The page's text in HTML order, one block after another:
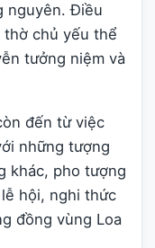
nguyên. Điều
thờ chủ yếu thể
tưởng niệm và
đến từ việc
những tượng
khác, pho tượng
hội, nghi thức
đồng vùng Loa